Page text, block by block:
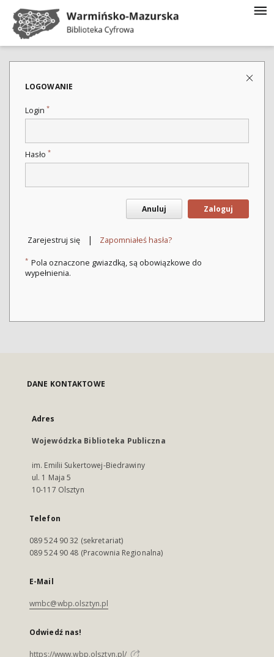
LOGOWANIE
Login *
Hasło *
Anuluj Zaloguj
Zarejestruj się | Zapomniałeś hasła?
* Pola oznaczone gwiazdką, są obowiązkowe do
wypełnienia.
DANE KONTAKTOWE
Adres
Wojewódzka Biblioteka Publiczna
im. Emilii Sukertowej-Biedrawiny
ul. 1 Maja 5
10-117 Olsztyn
Telefon
089 524 90 32 (sekretariat)
089 524 90 48 (Pracownia Regionalna)
E-Mail
wmbc@wbp.olsztyn.pl
Odwiedź nas!
https://www.wbp.olsztyn.pl/